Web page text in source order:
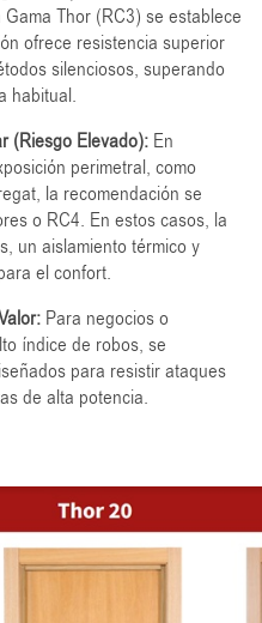
Thor (RC3) se establece
ofrece resistencia superior
silenciosos, superando
habitual.
(Riesgo Elevado): En
perimetral, como
la recomendación se
o RC4. En estos casos, la
un aislamiento térmico y
el confort.
Para negocios o
índice de robos, se
para resistir ataques
de alta potencia.